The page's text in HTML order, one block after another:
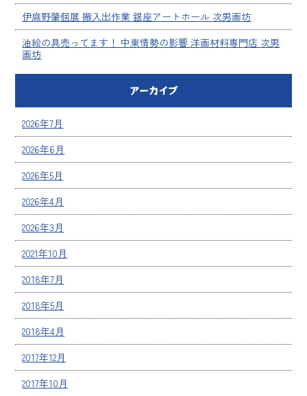
伊庭野肇個展 搬入出作業 銀座アートホール 次男画坊
油絵の具売ってます！ 中東情勢の影響 洋画材料専門店 次男
画坊
アーカイブ
2026年7月
2026年6月
2026年5月
2026年4月
2026年3月
2021年10月
2018年7月
2018年5月
2018年4月
2017年12月
2017年10月